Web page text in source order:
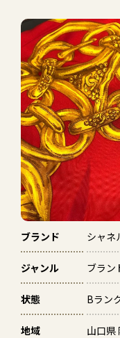
ブランド シャネ
ジャンル ブラン
状態 Bラン
地域 山口県